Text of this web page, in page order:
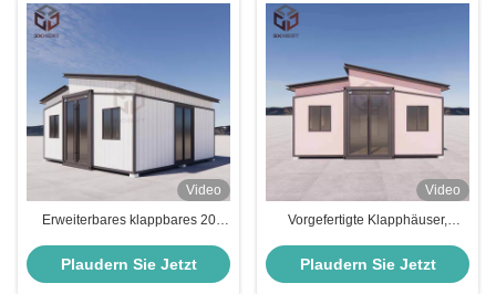
Video
Erweiterbares klappbares 20
Haus für den Bau nach einer
Katastrophe
Plaudern Sie Jetzt
Video
Vorgefertigte Klapphäuser,
Klappcontainerhäuser,
Windwiderstand
Plaudern Sie Jetzt